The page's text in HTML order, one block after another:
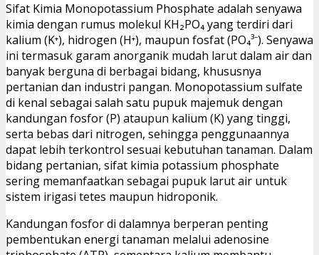
Sifat Kimia Monopotassium Phosphate adalah senyawa
kimia dengan rumus molekul KH₂PO₄ yang terdiri dari
kalium (K⁺), hidrogen (H⁺), maupun fosfat (PO₄³⁻). Senyawa
ini termasuk garam anorganik mudah larut dalam air dan
banyak berguna di berbagai bidang, khususnya
pertanian dan industri pangan. Monopotassium sulfate
di kenal sebagai salah satu pupuk majemuk dengan
kandungan fosfor (P) ataupun kalium (K) yang tinggi,
serta bebas dari nitrogen, sehingga penggunaannya
dapat lebih terkontrol sesuai kebutuhan tanaman. Dalam
bidang pertanian, sifat kimia potassium phosphate
sering memanfaatkan sebagai pupuk larut air untuk
sistem irigasi tetes maupun hidroponik.
Kandungan fosfor di dalamnya berperan penting
pembentukan energi tanaman melalui adenosine